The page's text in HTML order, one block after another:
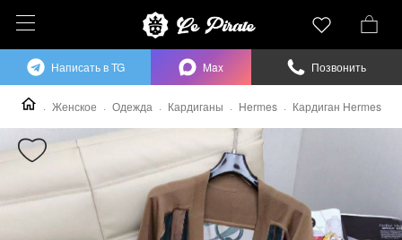
Женское Одежда Кардиганы Hermes Кардиган Hermes
Написать в TG Max Позвонить